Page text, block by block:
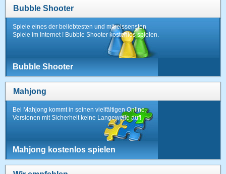
Bubble Shooter
Spiele eines der beliebtesten und mitreissensten
Spiele im Internet ! Bubble Shooter kostenlos spielen.
Bubble Shooter
Mahjong
Bei Mahjong kommt in seinen vielfältigen Online-
Versionen mit Sicherheit keine Langeweile auf!
Mahjong kostenlos spielen